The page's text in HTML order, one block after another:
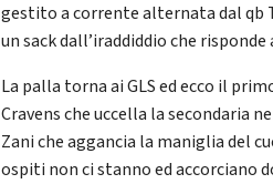
gestito a corrente alternata dal qb
un sack dall’iraddiddio che
La palla torna ai GLS ed ecco il
Cravens che uccella la secondaria
Zani che aggancia la maniglia del
ospiti non ci stanno ed accorciano